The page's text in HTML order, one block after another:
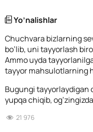
Yo’nalishlar
Chuchvara bizlarning
bo’lib, uni tayyorlash
Ammo uyda
tayyor mahsulotlarning
Bugungi
yupqa chiqib,
21 976